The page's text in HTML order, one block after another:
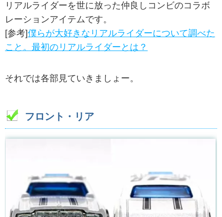
リアルライダーを世に放った仲良しコンビのコラボ
レーションアイテムです。
[参考]僕らが大好きなリアルライダーについて調べた
こと。最初のリアルライダーとは？
それでは各部見ていきましょー。
フロント・リア